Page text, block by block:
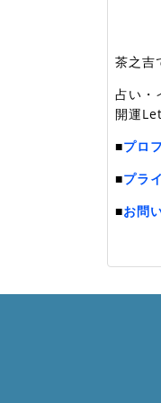
茶之吉
占い・
開運
■プロ
■プラ
■お問